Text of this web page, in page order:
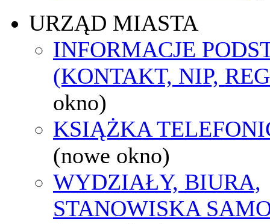
URZĄD MIASTA
INFORMACJE
(KONTAKT, NIP,
okno)
KSIĄŻKA
(nowe okno)
WYDZIAŁY, BIURA,
STANOWISKA